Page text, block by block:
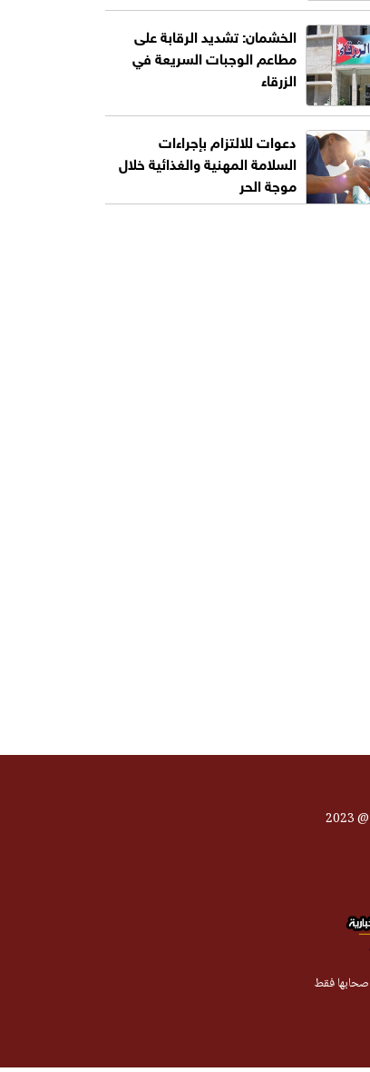
الخشمان: تشديد الرقابة على
مطاعم الوجبات السريعة في
الزرقاء
دعوات للالتزام بإجراءات
السلامة المهنية والغذائية خلال
موجة الحر
فقط